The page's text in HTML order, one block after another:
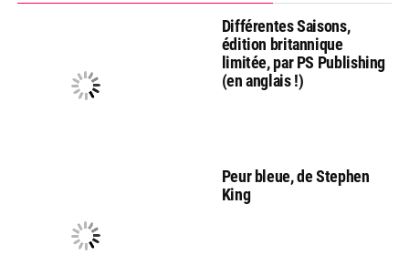
Différentes Saisons,
édition britannique
limitée, par PS Publishing
(en anglais !)
Peur bleue, de Stephen
King